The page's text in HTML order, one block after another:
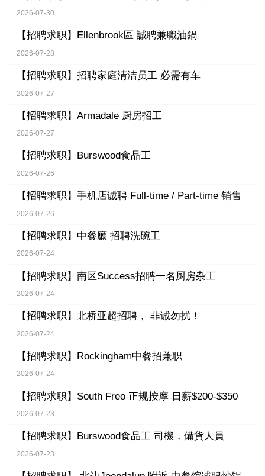
2026-07-30
【招聘求职】 Ellenbrook區 誠聘兼職油鍋
2026-07-28
【招聘求职】 招聘家庭清洁员工 必需有车
2026-07-27
【招聘求职】 Armadale 厨房招工
2026-07-27
【招聘求职】 Burswood食品工
2026-07-26
【招聘求职】 手机店诚聘 Full-time / Part-time 销售
2026-07-26
【招聘求职】 中餐廳 招聘洗碗工
2026-07-24
【招聘求职】 南区Success招聘一名厨房杂工
2026-07-24
【招聘求职】 北桥亚超招聘， 非诚勿扰！
2026-07-24
【招聘求职】 Rockingham中餐招兼职
2026-07-24
【招聘求职】 South Freo 正规按摩 日薪$200-$350
2026-07-23
【招聘求职】 Burswood食品工 司機，備貨人員
2026-07-23